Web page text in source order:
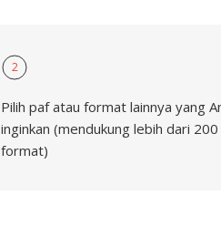
2
Pilih paf atau format lainnya yang
inginkan (mendukung lebih dari 200
format)